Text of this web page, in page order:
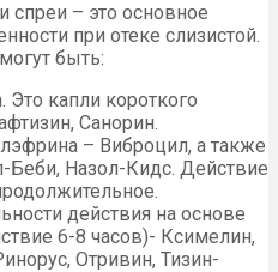
– это основное
при отеке слизистой.
быть:
Это капли короткого
Санорин.
– Виброцил, а также
Беби, Назол-Кидс. Действие
действия на основе
6-8 часов)- Ксимелин,
Отривин, Тизин-